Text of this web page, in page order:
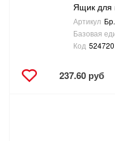
Ящик для
Артикул
Базовая
Код 524720
237.60 руб